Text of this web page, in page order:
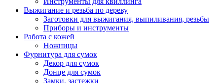
Выжигание и резьба по дереву
Заготовки для выжигания, выпиливания, резьбы
Приборы и инструменты
Работа с кожей
Ножницы
Фурнитура для сумок
Декор для сумок
Донце для сумок
Замки, застежки